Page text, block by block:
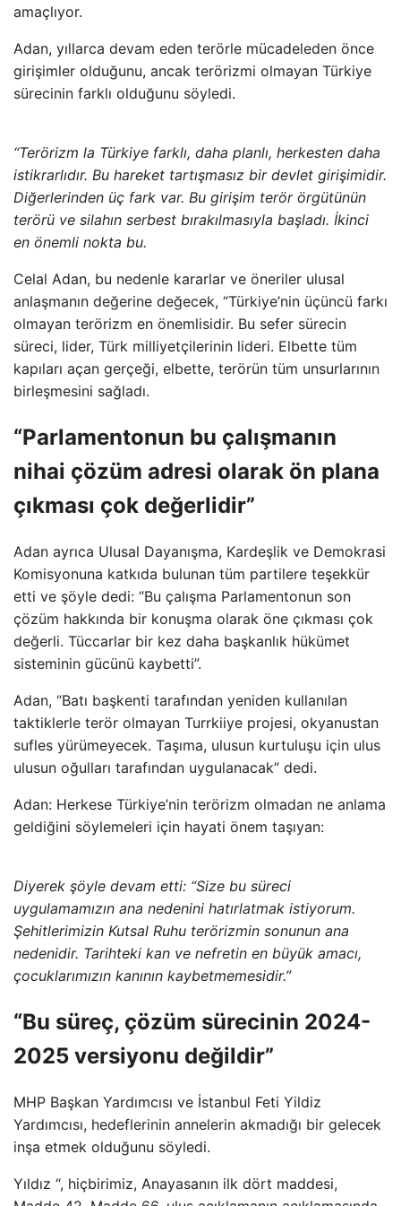
amaçlıyor.
Adan, yıllarca devam eden terörle mücadeleden önce
girişimler olduğunu, ancak terörizmi olmayan Türkiye
sürecinin farklı olduğunu söyledi.
“Terörizm la Türkiye farklı, daha planlı, herkesten daha
istikrarlıdır. Bu hareket tartışmasız bir devlet girişimidir.
Diğerlerinden üç fark var. Bu girişim terör örgütünün
terörü ve silahın serbest bırakılmasıyla başladı. İkinci
en önemli nokta bu.
Celal Adan, bu nedenle kararlar ve öneriler ulusal
anlaşmanın değerine değecek, “Türkiye’nin üçüncü farkı
olmayan terörizm en önemlisidir. Bu sefer sürecin
süreci, lider, Türk milliyetçilerinin lideri. Elbette tüm
kapıları açan gerçeği, elbette, terörün tüm unsurlarının
birleşmesini sağladı.
“Parlamentonun bu çalışmanın
nihai çözüm adresi olarak ön plana
çıkması çok değerlidir”
Adan ayrıca Ulusal Dayanışma, Kardeşlik ve Demokrasi
Komisyonuna katkıda bulunan tüm partilere teşekkür
etti ve şöyle dedi: “Bu çalışma Parlamentonun son
çözüm hakkında bir konuşma olarak öne çıkması çok
değerli. Tüccarlar bir kez daha başkanlık hükümet
sisteminin gücünü kaybetti”.
Adan, “Batı başkenti tarafından yeniden kullanılan
taktiklerle terör olmayan Turrkiiye projesi, okyanustan
sufles yürümeyecek. Taşıma, ulusun kurtuluşu için ulus
ulusun oğulları tarafından uygulanacak” dedi.
Adan: Herkese Türkiye’nin terörizm olmadan ne anlama
geldiğini söylemeleri için hayati önem taşıyan:
Diyerek şöyle devam etti: “Size bu süreci
uygulamamızın ana nedenini hatırlatmak istiyorum.
Şehitlerimizin Kutsal Ruhu terörizmin sonunun ana
nedenidir. Tarihteki kan ve nefretin en büyük amacı,
çocuklarımızın kanının kaybetmemesidir.”
“Bu süreç, çözüm sürecinin 2024-
2025 versiyonu değildir”
MHP Başkan Yardımcısı ve İstanbul Feti Yildiz
Yardımcısı, hedeflerinin annelerin akmadığı bir gelecek
inşa etmek olduğunu söyledi.
Yıldız “, hiçbirimiz, Anayasanın ilk dört maddesi,